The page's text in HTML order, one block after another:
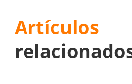
Artículos